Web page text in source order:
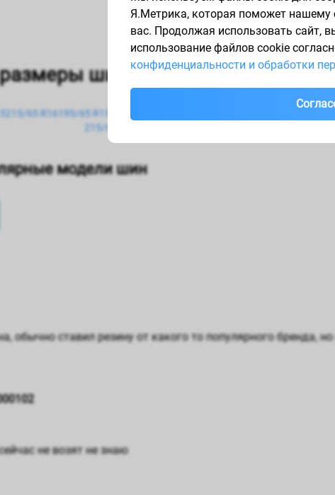
шин
215/65 R16 195/65 R15
215/60 R16
модели шин
обычно ставил резину от какого то популярного бренда,
не возят не знаю
Я.Метрика, которая поможет нашему
вас. Продолжая использовать сайт,
использование файлов cookie
конфиденциальности и обработки